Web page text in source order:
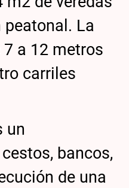
La
a 12 metros
carriles
un
bancos,
de una